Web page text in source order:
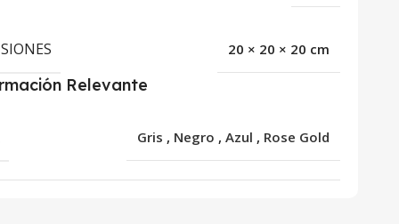
20 × 20 × 20 cm
Relevante
Gris , Negro ,Azul , Rose Gold